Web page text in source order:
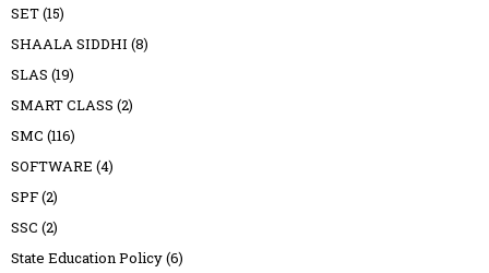
SET(15)
SHAALA SIDDHI (8)
SLAS (19)
SMART CLASS (2)
SMC (116)
SOFTWARE (4)
SPF(2)
SSC (2)
State Education Policy(6)